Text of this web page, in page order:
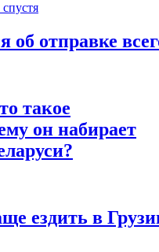
об отправке
такое
он набирает
ездить в